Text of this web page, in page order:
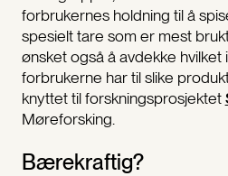
forbrukernes holdning til å
spesielt tare som er mest
ønsket også å avdekke
forbrukerne har til slike
knyttet til forskningsprosjektet
Møreforsking.
Bærekraftig?